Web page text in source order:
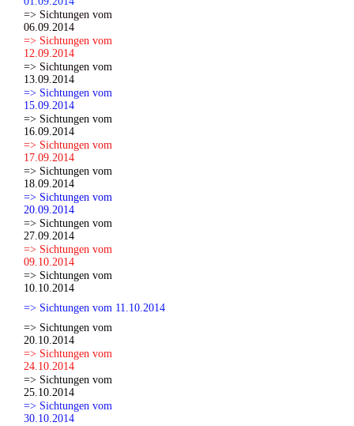
=> Sichtungen vom
06.09.2014
=> Sichtungen vom
12.09.2014
=> Sichtungen vom
13.09.2014
=> Sichtungen vom
15.09.2014
=> Sichtungen vom
16.09.2014
=> Sichtungen vom
17.09.2014
=> Sichtungen vom
18.09.2014
=> Sichtungen vom
20.09.2014
=> Sichtungen vom
27.09.2014
=> Sichtungen vom
09.10.2014
=> Sichtungen vom
10.10.2014
=> Sichtungen vom 11.10.2014
=> Sichtungen vom
20.10.2014
=> Sichtungen vom
24.10.2014
=> Sichtungen vom
25.10.2014
=> Sichtungen vom
30.10.2014